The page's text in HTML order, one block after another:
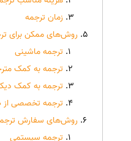
زمان ترجمه
روش‌های ممکن برای
ترجمه ماشینی
ترجمه به کمک
ترجمه به کمک
ترجمه تخصصی
روش‌های سفارش
ترجمه سیستمی